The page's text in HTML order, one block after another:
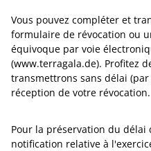
Vous pouvez compléter et
formulaire de révocation ou
équivoque par voie
(www.terragala.de). Profitez
transmettrons sans délai
réception de votre révocation.
Pour la préservation du délai
notification relative à